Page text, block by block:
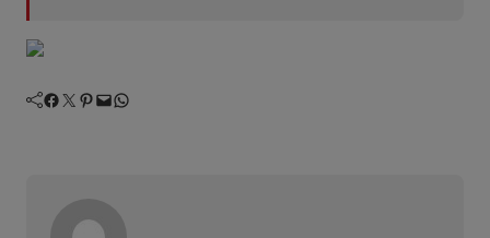
Facebook Twitter Pinterest Mail WhatsApp